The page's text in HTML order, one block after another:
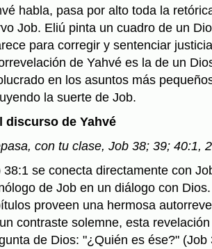
habla, pasa por alto toda la
Job. Eliú pinta un cuadro de un
para corregir y sentenciar
de Yahvé es la de un
en los asuntos más
la suerte de Job.
discurso de Yahvé
con tu clase, Job 38; 39; 40:1,
38:1 se conecta directamente con
de Job en un diálogo con
proveen una hermo­sa
contraste solemne, esta
de Dios: "¿Quién es ése?" (Job